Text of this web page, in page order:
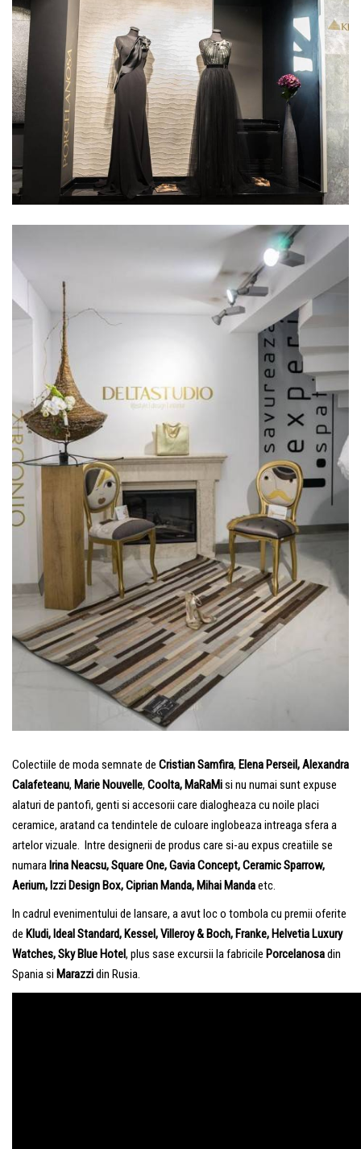
Colectiile de moda semnate de Cristian Samfira, Elena Perseil,Alexandra
Calafeteanu, Marie Nouvelle, Coolta, MaRaMisi nu numai sunt expuse
alaturi de pantofi, genti si accesorii care dialogheaza cu noile placi
ceramice, aratand ca tendintele de culoare inglobeaza intreaga sfera a
artelor vizuale. Intre designerii de produs care si-au expus creatiile se
numara Irina Neacsu, Square One, Gavia Concept, Ceramic Sparrow,
Aerium, Izzi Design Box, Ciprian Manda, Mihai Mandaetc.
In cadrul evenimentului de lansare, a avut loc o tombola cu premii oferite
de Kludi, Ideal Standard, Kessel, Villeroy & Boch, Franke, Helvetia Luxury
Watches, Sky Blue Hotel, plus sase excursii la fabricile Porcelanosadin
Spania si Marazzidin Rusia.